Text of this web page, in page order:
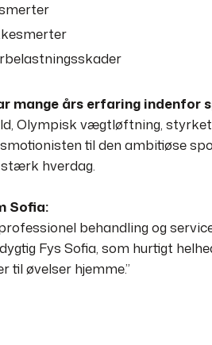
mange års erfaring indenfor
Olympisk vægtløftning,
til den ambitiøse
hverdag.
Sofia:
behandling og
Fys Sofia, som hurtigt
til øvelser hjemme.”